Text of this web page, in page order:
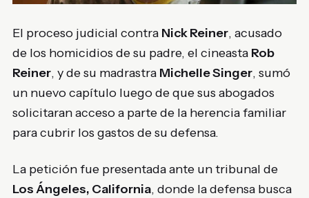
El proceso judicial contra Nick Reiner, acusado
de los homicidios de su padre, el cineasta Rob
Reiner, y de su madrastra Michelle Singer, sumó
un nuevo capítulo luego de que sus abogados
solicitaran acceso a parte de la herencia familiar
para cubrir los gastos de su defensa.
La petición fue presentada ante un tribunal de
Los Ángeles, California, donde la defensa busca